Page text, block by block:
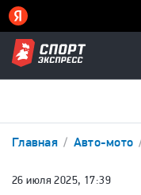
Главная Авто-мото
26 июля 2025, 17:39